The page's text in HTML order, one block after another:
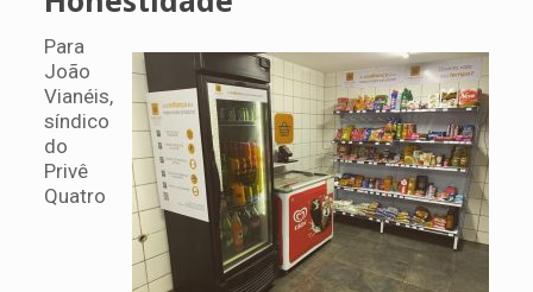
Para
João
Vianéis,
síndico
do
Privê
Quatro